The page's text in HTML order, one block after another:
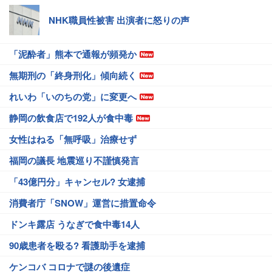
NHK職員性被害 出演者に怒りの声
「泥酔者」熊本で通報が頻発か
無期刑の「終身刑化」傾向続く
れいわ「いのちの党」に変更へ
静岡の飲食店で192人が食中毒
女性はねる「無呼吸」治療せず
福岡の議長 地震巡り不謹慎発言
「43億円分」キャンセル? 女逮捕
消費者庁「SNOW」運営に措置命令
ドンキ露店 うなぎで食中毒14人
90歳患者を殴る? 看護助手を逮捕
ケンコバ コロナで謎の後遺症